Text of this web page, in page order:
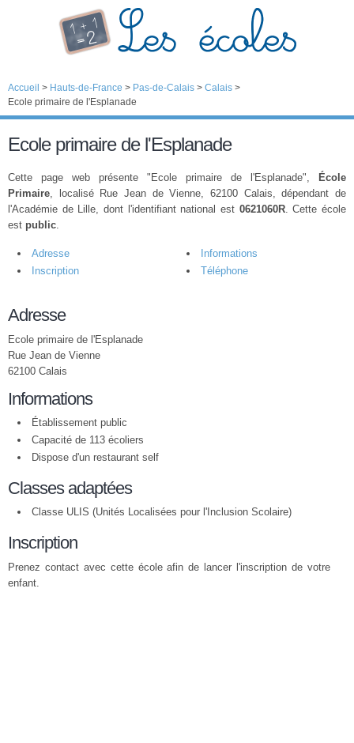
Accueil > Hauts-de-France > Pas-de-Calais > Calais >
Ecole primaire de l'Esplanade
Ecole primaire de l'Esplanade
Cette page web présente "Ecole primaire de l'Esplanade",
École
Primaire, localisé Rue Jean de Vienne, 62100 Calais, dépendant de
l'Académie de Lille, dont l'identifiant national est 0621060R. Cette école
est public.
Adresse
Informations
Inscription
Téléphone
Adresse
Ecole primaire de l'Esplanade
Rue Jean de Vienne
62100 Calais
Informations
Établissement public
Capacité de 113 écoliers
Dispose d'un restaurant self
Classes adaptées
Classe ULIS (Unités Localisées pour l'Inclusion Scolaire)
Inscription
Prenez contact avec cette école afin de lancer l'inscription de votre
enfant.